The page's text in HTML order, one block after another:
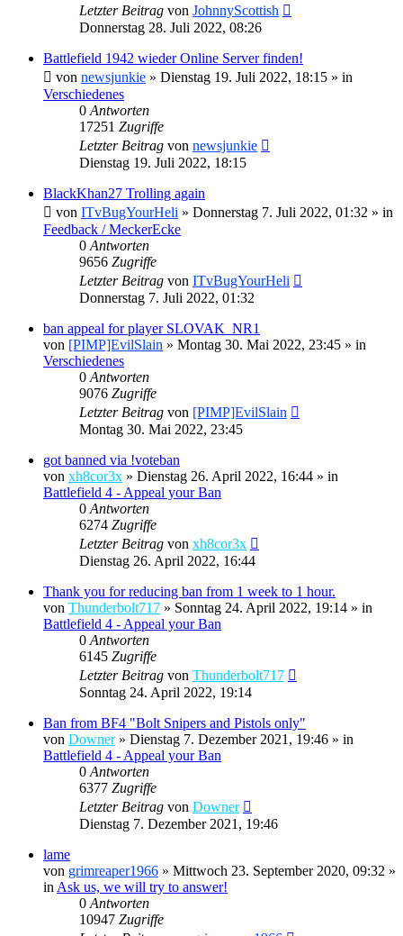
Letzter Beitrag von JohnnyScottish
Donnerstag 28. Juli 2022, 08:26
Battlefield 1942 wieder Online Server finden!
von newsjunkie » Dienstag 19. Juli 2022, 18:15 » in
Verschiedenes
0 Antworten
17251 Zugriffe
Letzter Beitrag von newsjunkie
Dienstag 19. Juli 2022, 18:15
BlackKhan27 Trolling again
von ITvBugYourHeli » Donnerstag 7. Juli 2022, 01:32 » in
Feedback / MeckerEcke
0 Antworten
9656 Zugriffe
Letzter Beitrag von ITvBugYourHeli
Donnerstag 7. Juli 2022, 01:32
ban appeal for player SLOVAK_NR1
von [PIMP]EvilSlain » Montag 30. Mai 2022, 23:45 » in
Verschiedenes
0 Antworten
9076 Zugriffe
Letzter Beitrag von [PIMP]EvilSlain
Montag 30. Mai 2022, 23:45
got banned via !voteban
von xh8cor3x » Dienstag 26. April 2022, 16:44 » in
Battlefield 4 - Appeal your Ban
0 Antworten
6274 Zugriffe
Letzter Beitrag von xh8cor3x
Dienstag 26. April 2022, 16:44
Thank you for reducing ban from 1 week to 1 hour.
von Thunderbolt717 » Sonntag 24. April 2022, 19:14 » in
Battlefield 4 - Appeal your Ban
0 Antworten
6145 Zugriffe
Letzter Beitrag von Thunderbolt717
Sonntag 24. April 2022, 19:14
Ban from BF4 "Bolt Snipers and Pistols only"
von Downer» Dienstag 7. Dezember 2021, 19:46 » in
Battlefield 4 - Appeal your Ban
0 Antworten
6377 Zugriffe
Letzter Beitrag von Downer
Dienstag 7. Dezember 2021, 19:46
lame
von grimreaper1966 » Mittwoch 23. September 2020, 09:32 »
in Ask us, we will try to answer!
0 Antworten
10947 Zugriffe